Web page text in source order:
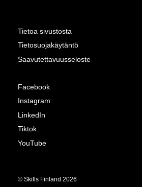
Tietoa sivustosta
Tietosuojakäytäntö
Saavutettavuusseloste
Facebook
Instagram
LinkedIn
Tiktok
YouTube
© Skills Finland 2026